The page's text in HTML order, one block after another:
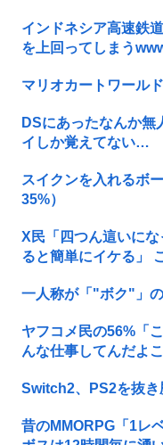
インドネシア高速鉄
を上回ってしまう
マリオカートワール
DSにあったなんか無
イしか覚えてない…
スイクンを入れるボ
35%）
X民「四つん這いに
ると簡単にイケる」
一人称が「"ボク"」
ヤフコメ民の56%「
んな仕事してんだよ
Switch2、PS2を抜き
昔のMMORPG「1レ